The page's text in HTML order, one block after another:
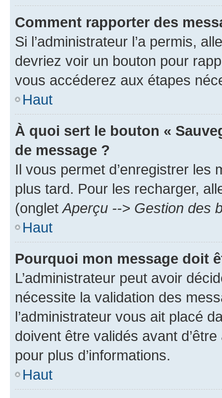
Comment rapporter des
Si l’administrateur l’a permis,
devriez voir un bouton pour
vous accéderez aux étapes
Haut
À quoi sert le bouton «
de message ?
Il vous permet d’enregistrer
plus tard. Pour les recharger,
(onglet Aperçu --> Gestion des
Haut
Pourquoi mon message doit
L’administrateur peut avoir
nécessite la validation des
l’administrateur vous ait placé
doivent être validés avant
pour plus d’informations.
Haut